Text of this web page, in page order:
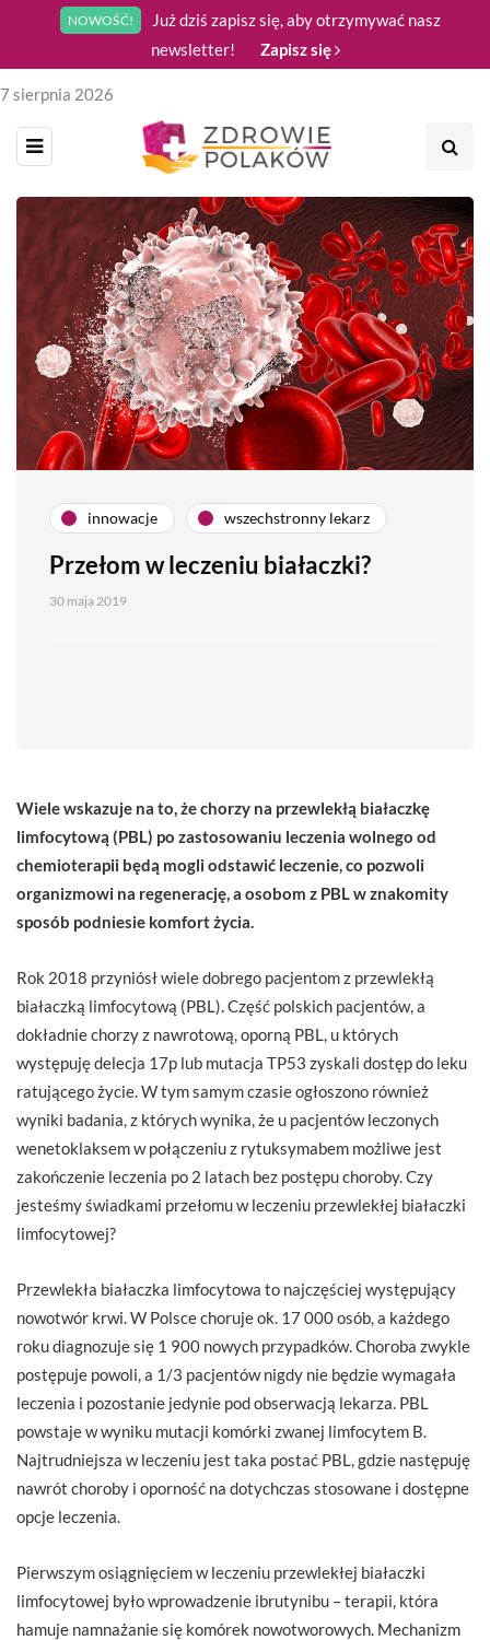
NOWOŚĆ!
Już dziś zapisz się, aby otrzymywać nasz
newsletter!
Zapisz się
7 sierpnia 2026
innowacje wszechstronny lekarz
Przełom w leczeniu białaczki?
30 maja 2019
Wiele wskazuje na to, że chorzy na przewlekłą białaczkę
limfocytową (PBL) po zastosowaniu leczenia wolnego od
chemioterapii będą mogli odstawić leczenie, co pozwoli
organizmowi na regenerację, a osobom z PBL w znakomity
sposób podniesie komfort życia.
Rok 2018 przyniósł wiele dobrego pacjentom z przewlekłą
białaczką limfocytową (PBL). Część polskich pacjentów, a
dokładnie chorzy z nawrotową, oporną PBL, u których
występuję delecja 17p lub mutacja TP53 zyskali dostęp do leku
ratującego życie. W tym samym czasie ogłoszono również
wyniki badania, z których wynika, że u pacjentów leczonych
wenetoklaksem w połączeniu z rytuksymabem możliwe jest
zakończenie leczenia po 2 latach bez postępu choroby. Czy
jesteśmy świadkami przełomu w leczeniu przewlekłej białaczki
limfocytowej?
Przewlekła białaczka limfocytowa to najczęściej występujący
nowotwór krwi. W Polsce choruje ok. 17 000 osób, a każdego
roku diagnozuje się 1 900 nowych przypadków. Choroba zwykle
postępuje powoli, a 1/3 pacjentów nigdy nie będzie wymagała
leczenia i pozostanie jedynie pod obserwacją lekarza. PBL
powstaje w wyniku mutacji komórki zwanej limfocytem B.
Najtrudniejsza w leczeniu jest taka postać PBL, gdzie następuję
nawrót choroby i oporność na dotychczas stosowane i dostępne
opcje leczenia.
Pierwszym osiągnięciem w leczeniu przewlekłej białaczki
limfocytowej było wprowadzenie ibrutynibu – terapii, która
hamuje namnażanie się komórek nowotworowych. Mechanizm